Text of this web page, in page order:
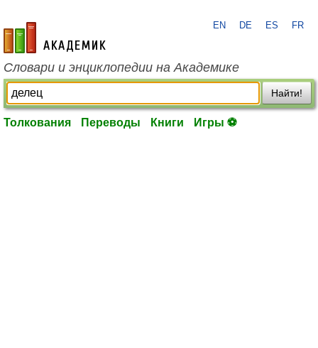
academic.ru
EN DE ES FR
Словари и энциклопедии на Академике
Найти!
Толкования Переводы Книги Игры ⚽